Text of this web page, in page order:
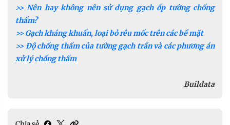
>> Nên hay không nên sử dụng gạch ốp tường chống
thấm?
>> Gạch kháng khuẩn, loại bỏ rêu mốc trên các bề mặt
>> Độ chống thấm của tường gạch trần và các phương án
xử lý chống thấm
Buildata